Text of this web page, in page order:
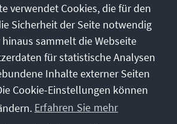
abonnieren
verwendet Cookies, die für den
Sicherheit der Seite notwendig
sammelt die Webseite
für statistische Analysen
Inhalte externer Seiten
Cookie-Einstellungen können
Erfahren Sie mehr